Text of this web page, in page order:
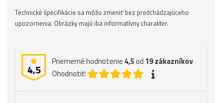
Technické špecifikácie sa môžu zmeniť bez predchádzajúceho
upozornenia. Obrázky majú iba informatívny charakter.
4,5
Priemerné hodnotenie 4,5od 19zákazníkov
Ohodnotiť: